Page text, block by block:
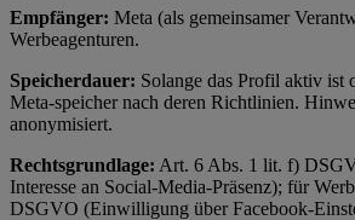
Empfänger: Meta (als gemeinsamer
Werbeagenturen.
Speicherdauer: Solange das Profil aktiv ist
Meta-speicher nach deren Richtlinien.
anonymisiert.
Rechtsgrundlage: Art. 6 Abs. 1 lit. f)
Interesse an Social-Media-Präsenz); für
DSGVO (Einwilligung über Facebook-